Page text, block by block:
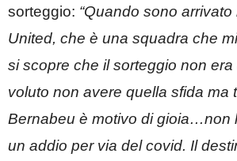
sorteggio: “Quando sono arrivato
United, che è una squadra che
si scopre che il sorteggio non era
voluto non avere quella sfida ma
Bernabeu è motivo di gioia…non
un addio per via del covid. Il